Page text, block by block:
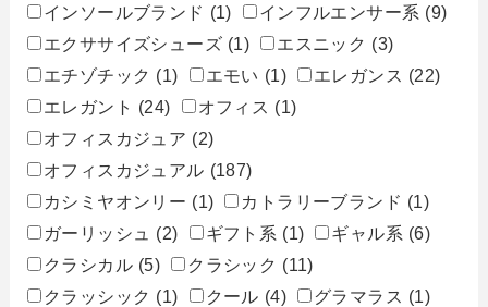
インソールブランド (1) インフルエンサー系 (9)
エクササイズシューズ (1) エスニック (3)
エチゾチック (1) エモい (1) エレガンス (22)
エレガント (24) オフィス (1)
オフィスカジュア (2)
オフィスカジュアル (187)
カシミヤオンリー (1) カトラリーブランド (1)
ガーリッシュ
(2) ギフト系 (1) ギャル系 (6)
クラシカル (5) クラシック (11)
クラッシック (1) クール (4) グラマラス (1)